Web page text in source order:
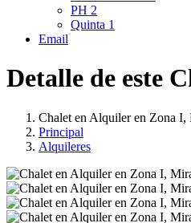
PH 2
Quinta 1
Email
Detalle de este
Chalet en Alquiler en Zona
Principal
Alquileres